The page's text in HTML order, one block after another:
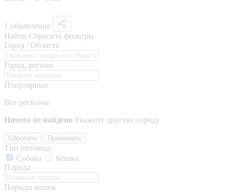
1 объявление
Найти Сбросить фильтры
Город / Область
Город, регион
Популярные
Все регионы
Ничего не найдено Укажите другую породу
Сбросить Применить
Тип питомца
Собака
Кошка
Порода
Породы кошек